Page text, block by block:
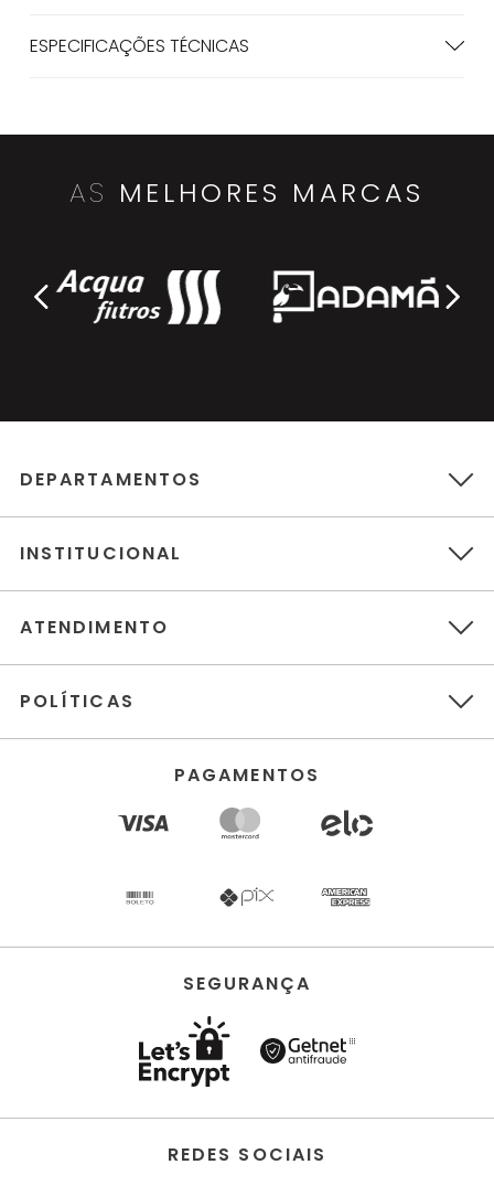
ESPECIFICAÇÕES TÉCNICAS
AS MELHORES MARCAS
DEPARTAMENTOS
INSTITUCIONAL
ATENDIMENTO
POLÍTICAS
PAGAMENTOS
SEGURANÇA
REDES SOCIAIS